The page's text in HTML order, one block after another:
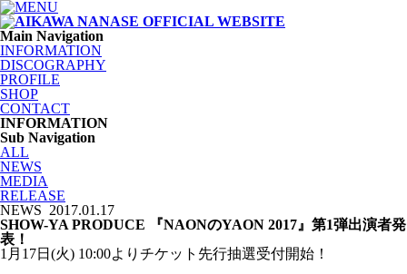
Main Navigation
INFORMATION
DISCOGRAPHY
PROFILE
SHOP
CONTACT
INFORMATION
Sub Navigation
ALL
NEWS
MEDIA
RELEASE
NEWS 2017.01.17
SHOW-YA PRODUCE 『NAONのYAON 2017』第1弾出演者発
表！
1月17日(火) 10:00よりチケット先行抽選受付開始！